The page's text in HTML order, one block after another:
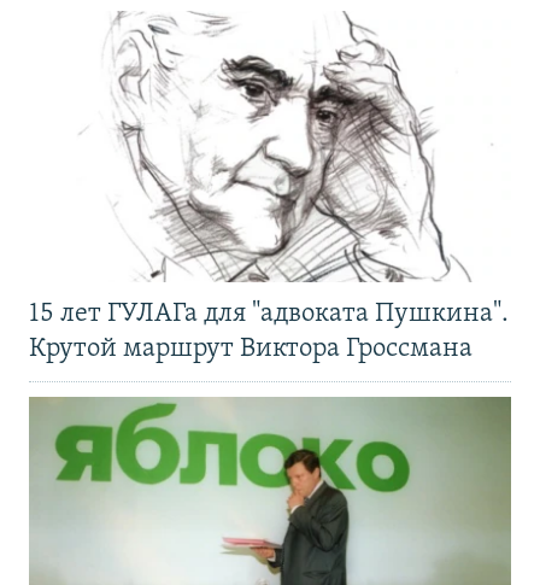
15 лет ГУЛАГа для "адвоката Пушкина".
Крутой маршрут Виктора Гроссмана